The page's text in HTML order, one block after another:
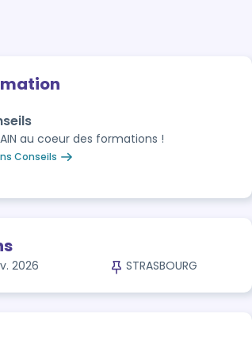
au coeur des formations !
Conseils
2026 STRASBOURG